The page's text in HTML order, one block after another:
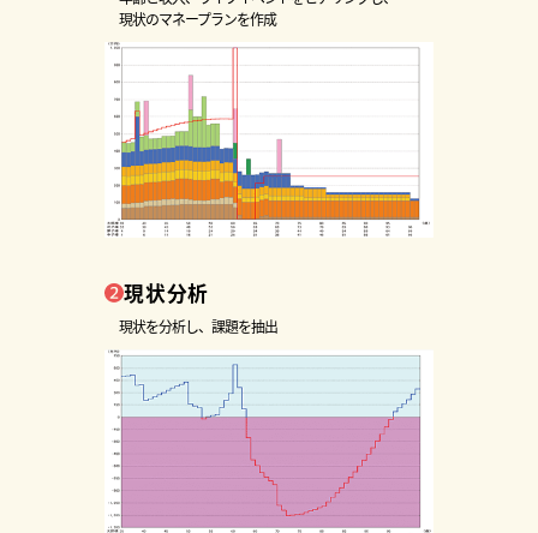
現状のマネープランを作成
現状分析
現状を分析し、課題を抽出